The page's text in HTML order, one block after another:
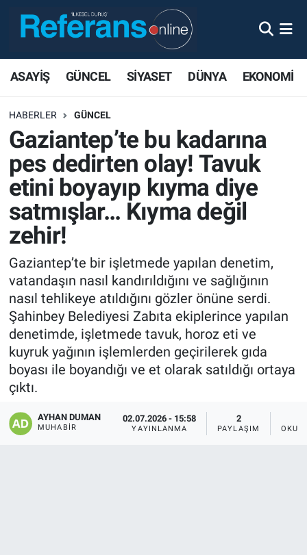
ASAYİŞ GÜNCEL SİYASET DÜNYA EKONOMİ
HABERLER GÜNCEL
Gaziantep’te bu kadarına
pes dedirten olay! Tavuk
etini boyayıp kıyma diye
satmışlar… Kıyma değil
zehir!
Gaziantep’te bir işletmede yapılan denetim,
vatandaşın nasıl kandırıldığını ve sağlığının
nasıl tehlikeye atıldığını gözler önüne serdi.
Şahinbey Belediyesi Zabıta ekiplerince yapılan
denetimde, işletmede tavuk, horoz eti ve
kuyruk yağının işlemlerden geçirilerek gıda
boyası ile boyandığı ve et olarak satıldığı ortaya
çıktı.
AYHAN DUMAN
MUHABIR
02.07.2026 - 15:58
YAYINLANMA
2
PAYLAŞIM